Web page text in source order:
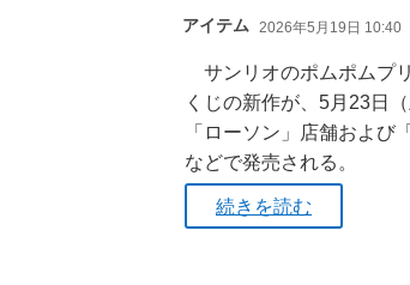
アイテム 2026年5月19日 10:40
サンリオのポムポムプ
くじの新作が、5月23日
「ローソン」店舗および
などで発売される。
続きを読む